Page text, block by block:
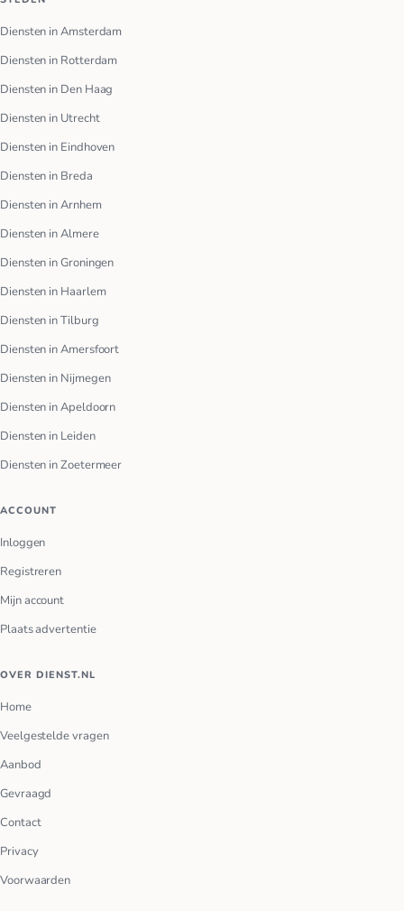
Diensten in Amsterdam
Diensten in Rotterdam
Diensten in Den Haag
Diensten in Utrecht
Diensten in Eindhoven
Diensten in Breda
Diensten in Arnhem
Diensten in Almere
Diensten in Groningen
Diensten in Haarlem
Diensten in Tilburg
Diensten in Amersfoort
Diensten in Nijmegen
Diensten in Apeldoorn
Diensten in Leiden
Diensten in Zoetermeer
ACCOUNT
Inloggen
Registreren
Mijn account
Plaats advertentie
OVER DIENST.NL
Home
Veelgestelde vragen
Aanbod
Gevraagd
Contact
Privacy
Voorwaarden